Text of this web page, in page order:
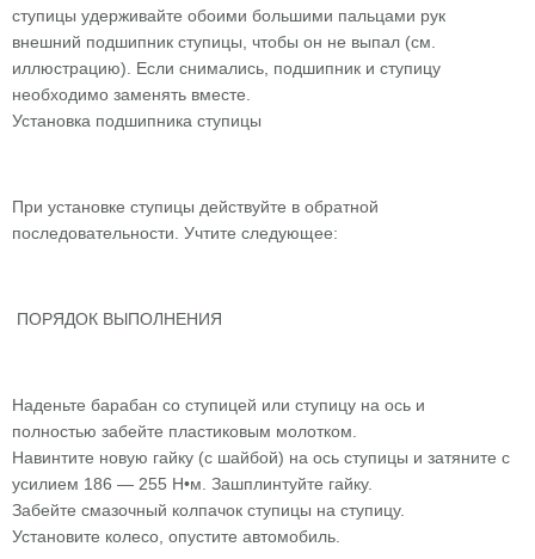
ступицы удерживайте обоими большими пальцами рук
внешний подшипник ступицы, чтобы он не выпал (см.
иллюстрацию). Если снимались, подшипник и ступицу
необходимо заменять вместе.
Установка подшипника ступицы
При установке ступицы действуйте в обратной
последовательности. Учтите следующее:
ПОРЯДОК ВЫПОЛНЕНИЯ
Наденьте барабан со ступицей или ступицу на ось и
полностью забейте пластиковым молотком.
Навинтите новую гайку (с шайбой) на ось ступицы и затяните с
усилием 186 — 255 Н•м. Зашплинтуйте гайку.
Забейте смазочный колпачок ступицы на ступицу.
Установите колесо, опустите автомобиль.